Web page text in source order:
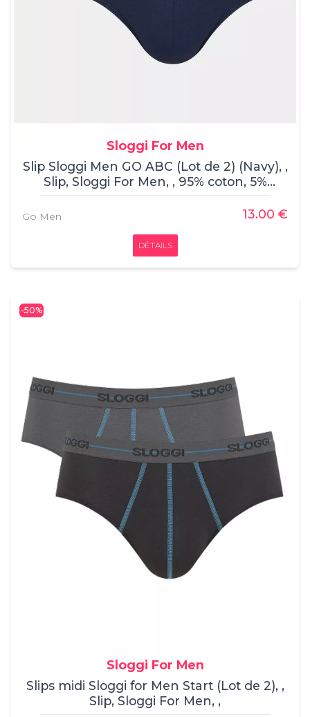
Sloggi For Men
Slip Sloggi Men GO ABC (Lot de 2) (Navy), ,
Slip, Sloggi For Men, , 95% coton, 5%
elasthane
Go Men 13.00 €
DÉTAILS
Sloggi For Men
Slips midi Sloggi for Men Start (Lot de 2), ,
Slip, Sloggi For Men, ,
-50%